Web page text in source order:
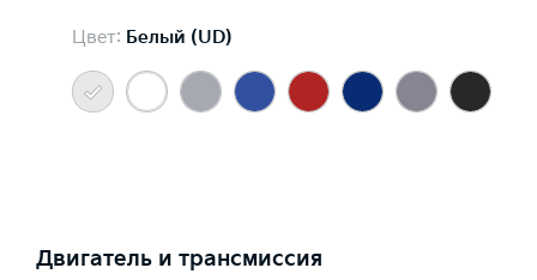
Цвет: Белый (UD)
Двигатель и трансмиссия